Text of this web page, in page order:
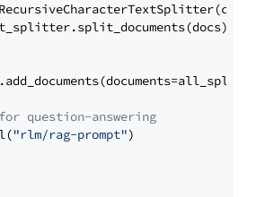
question-answering
"rlm/rag-prompt")